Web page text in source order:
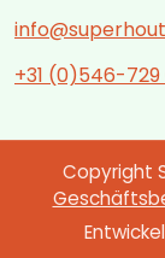
+31 (0)546-729
Copyright